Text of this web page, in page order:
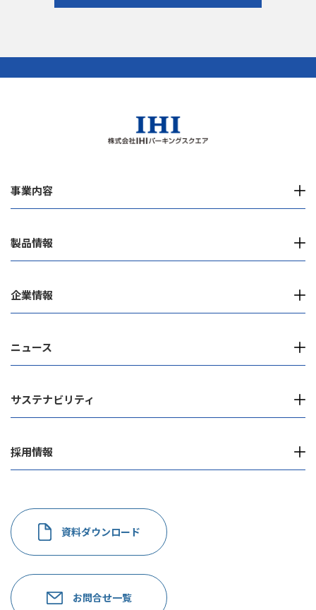
事業内容
製品情報
企業情報
ニュース
サステナビリティ
採用情報
資料ダウンロード
お問合せ一覧